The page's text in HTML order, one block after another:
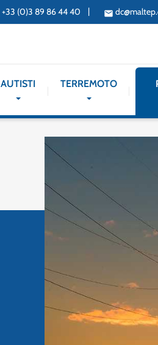
+33 (0)3 89 86 44 40 | email
AUTISTI TERREMOTO